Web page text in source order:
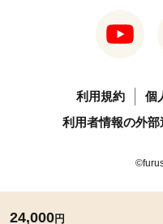
24,000円
利用規約
個
利用者情報の外